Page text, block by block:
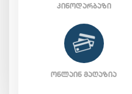
ᲙᲘᲜᲝᲓᲐᲠᲑᲐᲖᲘ
ᲝᲜᲚᲐᲘᲜ ᲛᲐᲦᲐᲖᲘᲐ